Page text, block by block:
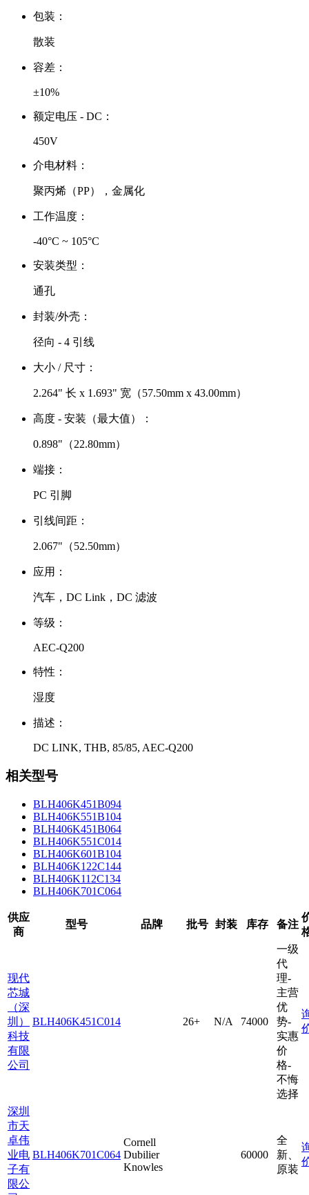
包装：
散装
容差：
±10%
额定电压 - DC：
450V
介电材料：
聚丙烯（PP），金属化
工作温度：
-40°C ~ 105°C
安装类型：
通孔
封装/外壳：
径向 - 4 引线
大小 / 尺寸：
2.264" 长 x 1.693" 宽（57.50mm x 43.00mm）
高度 - 安装（最大值）：
0.898"（22.80mm）
端接：
PC 引脚
引线间距：
2.067"（52.50mm）
应用：
汽车，DC Link，DC 滤波
等级：
AEC-Q200
特性：
湿度
描述：
DC LINK, THB, 85/85, AEC-Q200
相关型号
BLH406K451B094
BLH406K551B104
BLH406K451B064
BLH406K551C014
BLH406K601B104
BLH406K122C144
BLH406K112C134
BLH406K701C064
供应
商
型号 品牌 批号 封装 库存 备注
现代
芯城
（深
圳）
科技
有限
公司
BLH406K451C014 26+ N/A 74000
一级
代
理-
主营
优
势-
实惠
价
格-
不悔
选择
深圳
市天
卓伟
业电
子有
限公
BLH406K701C064
Cornell
Dubilier
Knowles
60000
全
新、
原装